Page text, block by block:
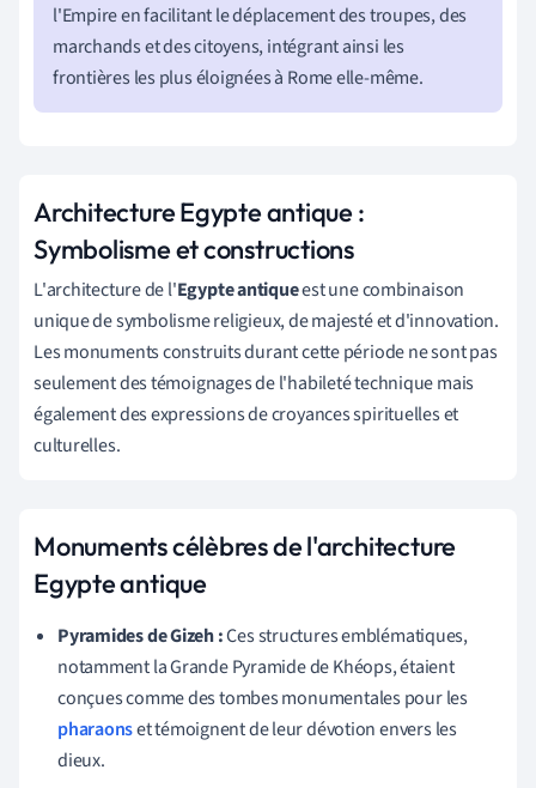
l'Empire en facilitant le déplacement des troupes, des
marchands et des citoyens, intégrant ainsi les
frontières les plus éloignées à Rome elle-même.
Architecture Egypte antique :
Symbolisme et constructions
L'architecture de l'Egypte antiqueest une combinaison
unique de symbolisme religieux, de majesté et d'innovation.
Les monuments construits durant cette période ne sont pas
seulement des témoignages de l'habileté technique mais
également des expressions de croyances spirituelles et
culturelles.
Monuments célèbres de l'architecture
Egypte antique
Pyramides de Gizeh :Ces structures emblématiques,
notamment la Grande Pyramide de Khéops, étaient
conçues comme des tombes monumentales pour les
pharaonset témoignent de leur dévotion envers les
dieux.